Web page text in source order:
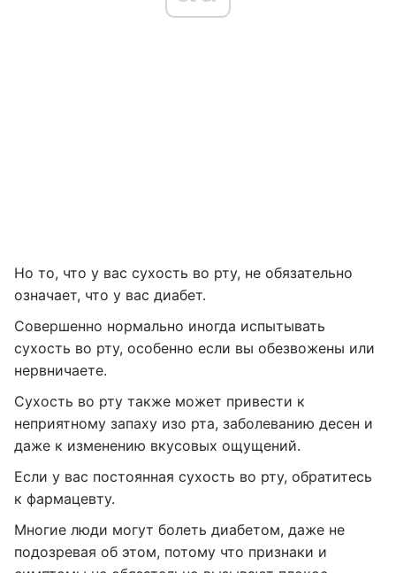
Но то, что у вас сухость во рту, не обязательно
означает, что у вас диабет.
Совершенно нормально иногда испытывать
сухость во рту, особенно если вы обезвожены или
нервничаете.
Сухость во рту также может привести к
неприятному запаху изо рта, заболеванию десен и
даже к изменению вкусовых ощущений.
Если у вас постоянная сухость во рту, обратитесь
к фармацевту.
Многие люди могут болеть диабетом, даже не
подозревая об этом, потому что признаки и